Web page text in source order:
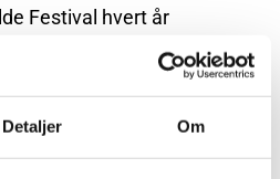
Detaljer Om
Festival hvert år
unge, er alt mad og
nåede festivalen målet